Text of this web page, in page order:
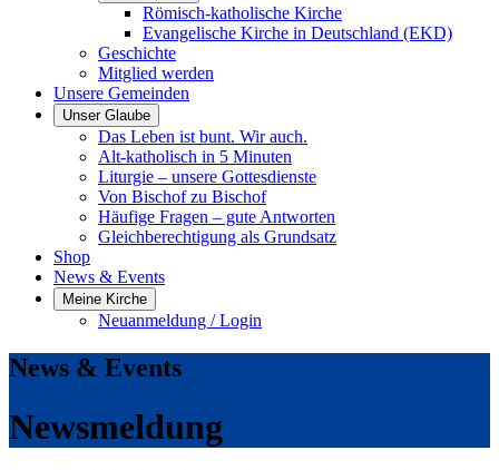
Römisch-katholische Kirche
Evangelische Kirche in Deutschland (EKD)
Geschichte
Mitglied werden
Unsere Gemeinden
Unser Glaube
Das Leben ist bunt. Wir auch.
Alt-katholisch in 5 Minuten
Liturgie – unsere Gottesdienste
Von Bischof zu Bischof
Häufige Fragen – gute Antworten
Gleichberechtigung als Grundsatz
Shop
News & Events
Meine Kirche
Neuanmeldung / Login
News & Events
Newsmeldung